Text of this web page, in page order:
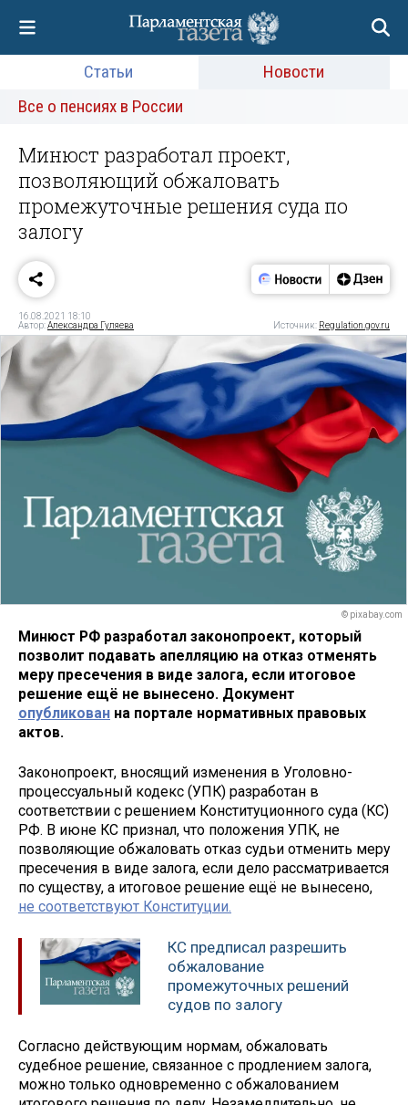
Статьи
Новости
Все о пенсиях в России
Минюст разработал проект,
позволяющий обжаловать
промежуточные решения суда по
залогу
16.08.2021 18:10
Автор:Александра Гуляева Источник: Regulation.gov.ru
© pixabay.com
Минюст РФ разработал законопроект, который
позволит подавать апелляцию на отказ отменять
меру пресечения в виде залога, если итоговое
решение ещё не вынесено. Документ
опубликован на портале нормативных правовых
актов.
Законопроект, вносящий изменения в Уголовно-
процессуальный кодекс (УПК) разработан в
соответствии с решением Конституционного суда (КС)
РФ. В июне КС признал, что положения УПК, не
позволяющие обжаловать отказ судьи отменить меру
пресечения в виде залога, если дело рассматривается
по существу, а итоговое решение ещё не вынесено,
не соответствуют Конституции.
КС предписал разрешить
обжалование
промежуточных решений
судов по залогу
Согласно действующим нормам, обжаловать
судебное решение, связанное с продлением залога,
можно только одновременно с обжалованием